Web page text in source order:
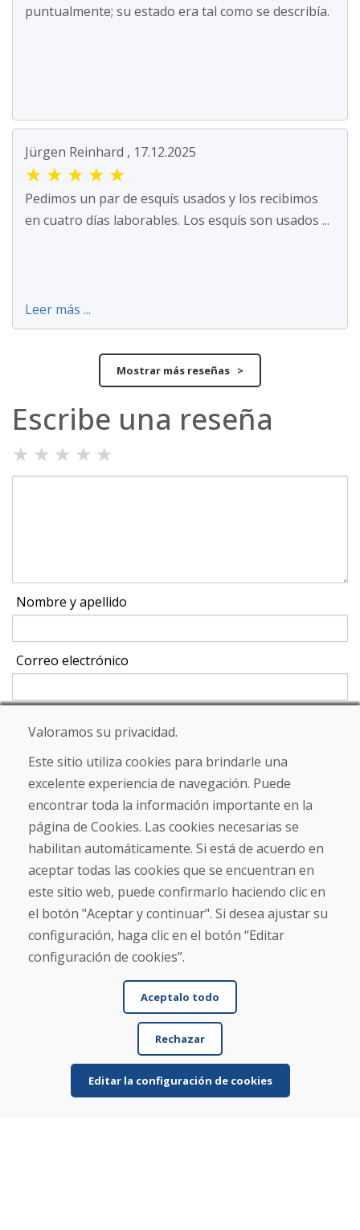
puntualmente; su estado era tal como se describía.
Jürgen Reinhard , 17.12.2025
★ ★ ★ ★ ★
Pedimos un par de esquís usados y los recibimos
en cuatro días laborables. Los esquís son usados ...
Leer más ...
Mostrar más reseñas >
Escribe una reseña
★ ★ ★ ★ ★
Nombre y apellido
Correo electrónico
Enviar
Línea de información
+421 919 282 306
info@domivosport.es
Sobre nosotros
Blog
Sobre nosotros
Comercio
Contacto
Compra
Tienda electrónica
Términos y condiciones
Envío y pago
NORMAS DE RECLAMACIÓN
Valoramos su privacidad.
Este sitio utiliza cookies para brindarle una
excelente experiencia de navegación. Puede
encontrar toda la información importante en la
página de Cookies. Las cookies necesarias se
habilitan automáticamente. Si está de acuerdo en
aceptar todas las cookies que se encuentran en
este sitio web, puede confirmarlo haciendo clic en
el botón "Aceptar y continuar". Si desea ajustar su
configuración, haga clic en el botón “Editar
configuración de cookies”.
Aceptalo todo
Rechazar
Editar la configuración de cookies